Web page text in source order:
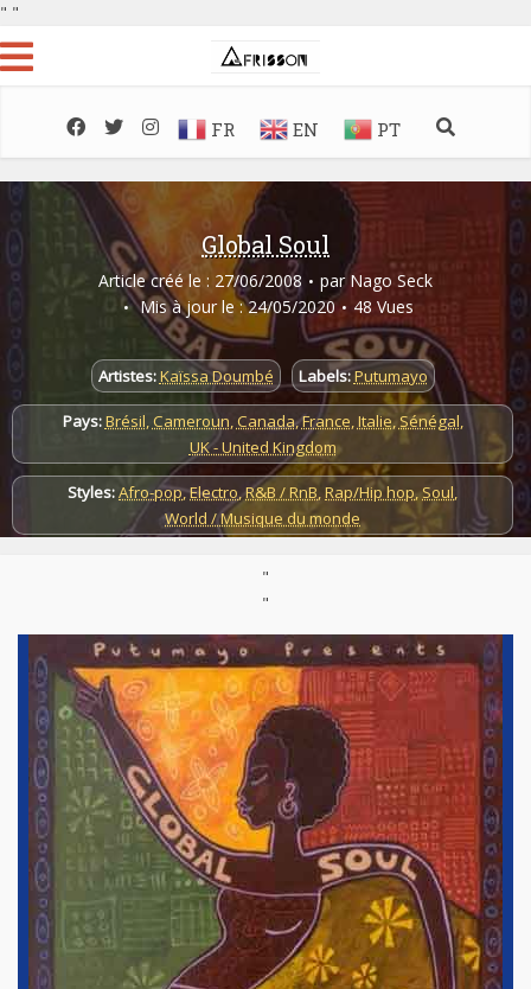
" "
FR EN PT
Global Soul
Article créé le : 27/06/2008 par Nago Seck
Mis à jour le : 24/05/2020
48 Vues
Artistes:Kaïssa Doumbé Labels:Putumayo
Pays:Brésil,Cameroun,Canada,France,Italie, Sénégal,
UK - United Kingdom
Styles:Afro-pop,Electro,R&B / RnB,Rap/Hip hop,Soul,
World / Musique du monde
"
"